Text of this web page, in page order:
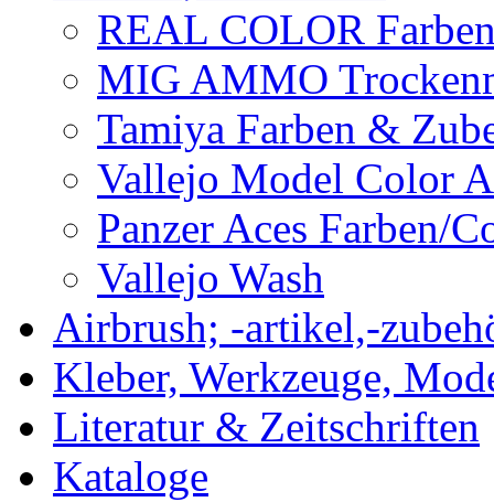
REAL COLOR
MIG AMMO
Tamiya Farben &
Vallejo Model Color
Panzer Aces
Vallejo Wash
Airbrush; -artikel,-
Kleber, Werkzeuge,
Literatur & Zeitschriften
Kataloge